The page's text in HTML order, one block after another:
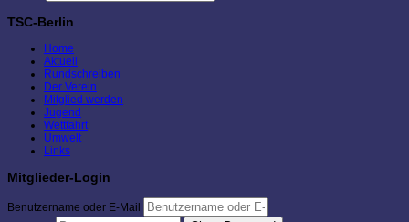
TSC-Berlin
Home
Aktuell
Rundschreiben
Der Verein
Mitglied werden
Jugend
Wettfahrt
Umwelt
Links
Mitglieder-Login
Benutzername oder E-Mail